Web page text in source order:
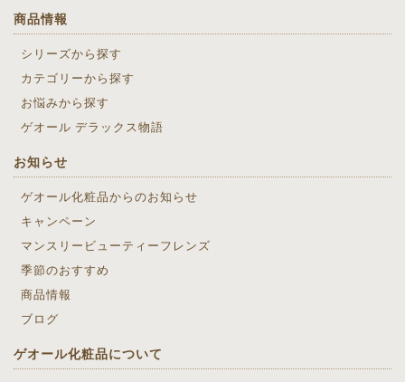
商品情報
シリーズから探す
カテゴリーから探す
お悩みから探す
ゲオール デラックス物語
お知らせ
ゲオール化粧品からのお知らせ
キャンペーン
マンスリービューティーフレンズ
季節のおすすめ
商品情報
ブログ
ゲオール化粧品について